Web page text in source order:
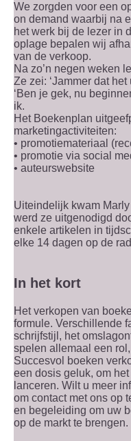
We zorgden voor een
on demand waarbij na
het werk bij de lezer in
oplage bepalen wij
van de verkoop.
Na zo’n negen weken
Ze zei: ‘Jammer dat
‘Ben je gek, nu
ik.
Het Boekenplan
marketingactiviteiten:
• promotiemateriaal
• promotie via social
• auteurswebsite
Uiteindelijk kwam
werd ze uitgenodigd
enkele artikelen in
elke 14 dagen op de
In het kort
Het verkopen van
formule. Verschillende
schrijfstijl, het
spelen allemaal een
Succesvol boeken
een dosis geluk, om
lanceren. Wilt u meer
om contact met ons op
en begeleiding om uw
op de markt te brengen.